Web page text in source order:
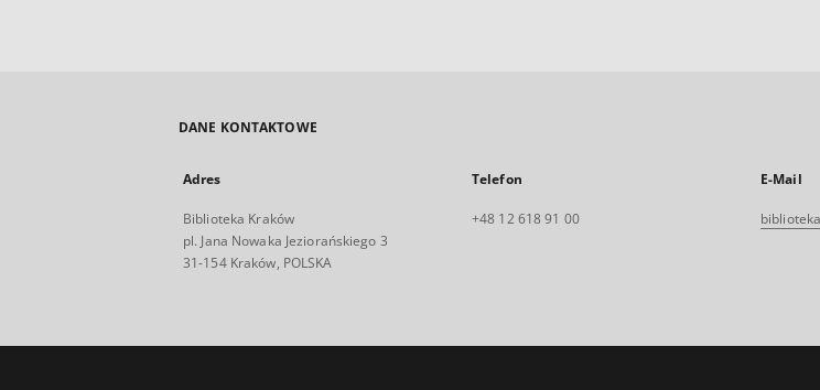
DANE KONTAKTOWE
Adres
Biblioteka Kraków
pl. Jana Nowaka Jeziorańskiego 3
31-154 Kraków, POLSKA
Telefon
+48 12 618 91 00
E-Mail